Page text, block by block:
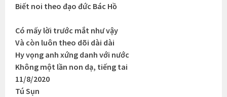
Biết noi theo đạo đức Bác Hồ
Có mấy lời trước mắt như vậy
Và còn luôn theo dõi dài dài
Hy vọng anh xứng danh với nước
Không một lần non dạ, tiếng tai
11/8/2020
Tú Sụn